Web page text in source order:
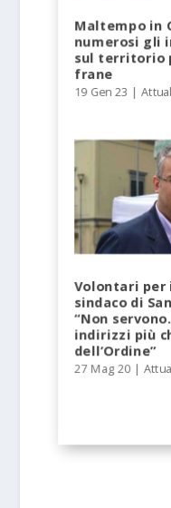
Maltempo in
numerosi gli
sul territorio
frane
19 Gen 23 |
Volontari
sindaco di
“Non
indirizzi più
dell’Ordine”
27 Mag 20 |